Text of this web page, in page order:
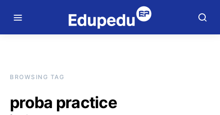
BROWSING TAG
proba practice